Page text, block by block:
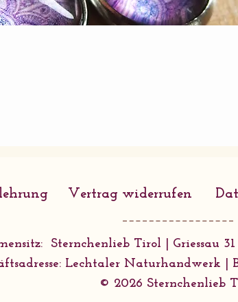
Vertrag widerrufen
Sternchenlieb Tirol | Griessau
Lechtaler Naturhandwerk
© 2026 Sternchenlieb